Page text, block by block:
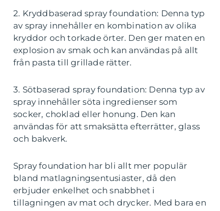
2. Kryddbaserad spray foundation: Denna typ
av spray innehåller en kombination av olika
kryddor och torkade örter. Den ger maten en
explosion av smak och kan användas på allt
från pasta till grillade rätter.
3. Sötbaserad spray foundation: Denna typ av
spray innehåller söta ingredienser som
socker, choklad eller honung. Den kan
användas för att smaksätta efterrätter, glass
och bakverk.
Spray foundation har bli allt mer populär
bland matlagningsentusiaster, då den
erbjuder enkelhet och snabbhet i
tillagningen av mat och drycker. Med bara en